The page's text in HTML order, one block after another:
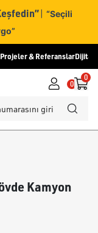
| “Seçili
Projeler & ReferanslarDijital
0
0
Kamyon